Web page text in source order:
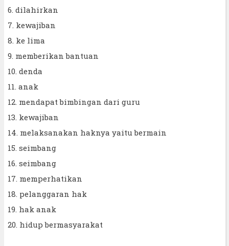
6. dilahirkan
7. kewajiban
8. ke lima
9. memberikan bantuan
10. denda
11. anak
12. mendapat bimbingan dari guru
13. kewajiban
14. melaksanakan haknya yaitu bermain
15. seimbang
16. seimbang
17. memperhatikan
18. pelanggaran hak
19. hak anak
20. hidup bermasyarakat